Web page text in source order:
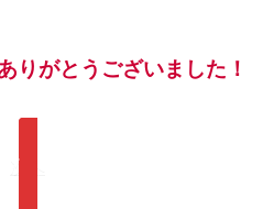
りがとうございました！
次へ